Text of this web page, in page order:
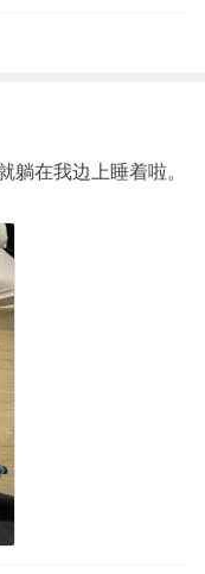
在我边上睡着啦。